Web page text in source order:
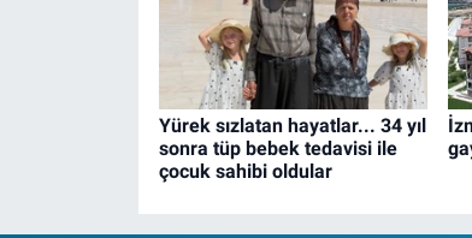
Yürek sızlatan hayatlar... 34 yıl
sonra tüp bebek tedavisi ile
çocuk sahibi oldular